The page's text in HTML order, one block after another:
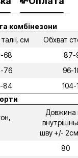
комбінезони
см
Обхват
68
87-
76
96-
84
104-
Довжина
шву +/-
80